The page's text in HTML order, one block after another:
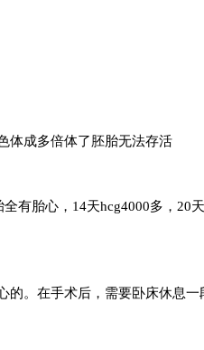
体成多倍体了胚胎无法存活
有胎心，14天hcg4000多，20
。在手术后，需要卧床休息一